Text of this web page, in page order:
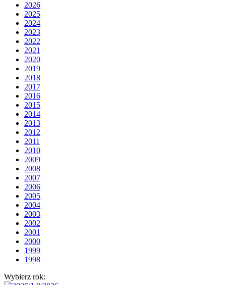
2026
2025
2024
2023
2022
2021
2020
2019
2018
2017
2016
2015
2014
2013
2012
2011
2010
2009
2008
2007
2006
2005
2004
2003
2002
2001
2000
1999
1998
Wybierz rok: